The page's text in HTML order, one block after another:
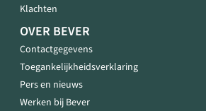
Klachten
OVER BEVER
Contactgegevens
Toegankelijkheidsverklaring
Pers en nieuws
Werken bij Bever